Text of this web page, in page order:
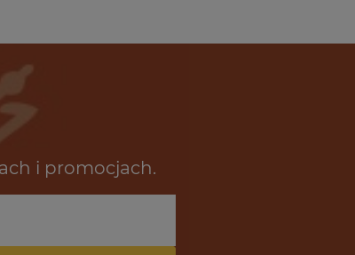
i promocjach.